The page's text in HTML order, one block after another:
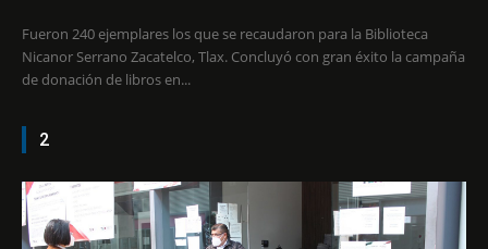
Fueron 240 ejemplares los que se recaudaron para la Biblioteca
Nicanor Serrano Zacatelco, Tlax. Concluyó con gran éxito la campaña
de donación de libros en...
2